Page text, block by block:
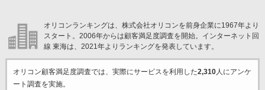
オリコンランキングは、株式会社オリコンを前身企業に1967年より
スタート。2006年からは顧客満足度調査を開始。インターネット回
線 東海は、2021年よりランキングを発表しています。
オリコン顧客満足度調査では、実際にサービスを利用した2,310人にアンケ
ート調査を実施。